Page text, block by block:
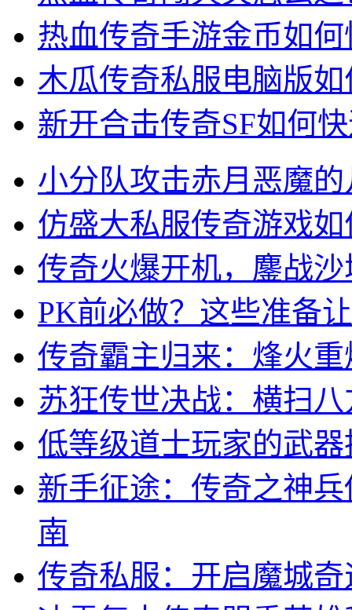
热血传奇手游金币如
木瓜传奇私服电脑版
新开合击传奇SF如何
小分队攻击赤月恶魔
仿盛大私服传奇游戏
传奇火爆开机，鏖战
PK前必做？这些准备
传奇霸主归来：烽火
苏狂传世决战：横扫
低等级道士玩家的武器
新手征途：传奇之神
南
传奇私服：开启魔城